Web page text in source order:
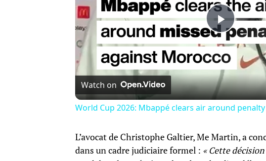
Play
Video
Watch on
World Cup 2026: Mbappé clears air around
L’avocat de Christophe Galtier, Me Martin, a
dans un cadre judiciaire formel : « Cette